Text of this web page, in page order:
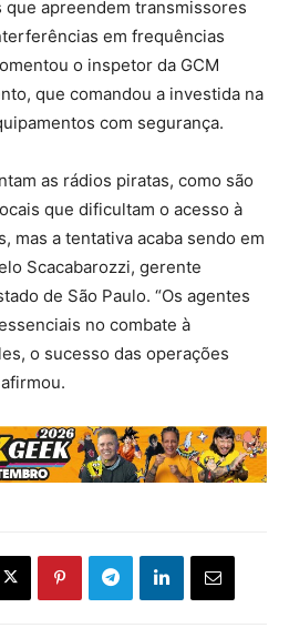
que apreendem transmissores
em frequências
o inspetor da GCM
que comandou a investida na
com segurança.
as rádios piratas, como são
que dificultam o acesso à
mas a tentativa acaba sendo em
Scacabarozzi, gerente
de São Paulo. “Os agentes
no combate à
o sucesso das operações